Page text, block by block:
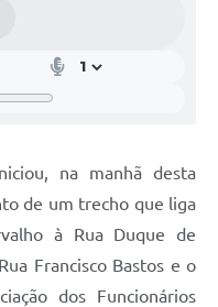
na manhã desta
de um trecho que liga
à Rua Duque de
Francisco Bastos e o
dos Funcionários